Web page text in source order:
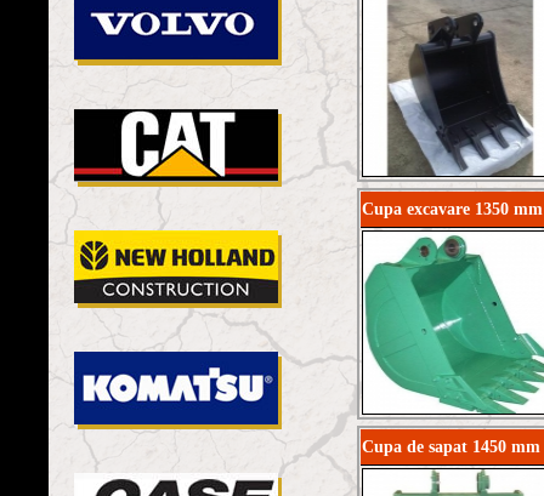
Cupa excavare 1350
Cupa de sapat 1450